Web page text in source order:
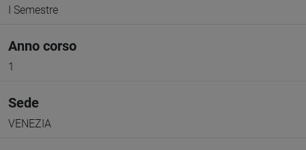
I Semestre
Anno corso
1
Sede
VENEZIA